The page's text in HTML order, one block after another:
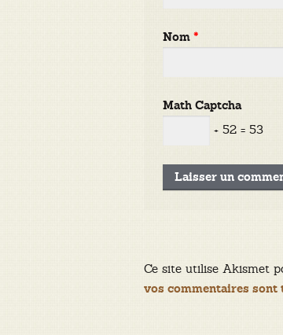
Nom*
Math Captcha
+ 52 = 53
Ce site utilise Akismet
vos commentaires sont